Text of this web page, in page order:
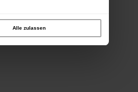
Alle zulassen